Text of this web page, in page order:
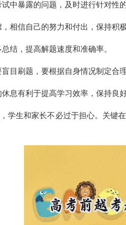
中暴露的问题，及时进行针对性
相信自己的努力和付出，保持积
结，提高解题速度和准确率。
盲目刷题，要根据自身情况制定合
休息有利于提高学习效率，保持良
学生和家长不必过于担心。关